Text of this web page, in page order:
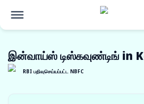
இன்வாய்ஸ் டிஸ்கவுண்டிங் in
RBI பதிவுசெய்யப்பட்ட NBFC